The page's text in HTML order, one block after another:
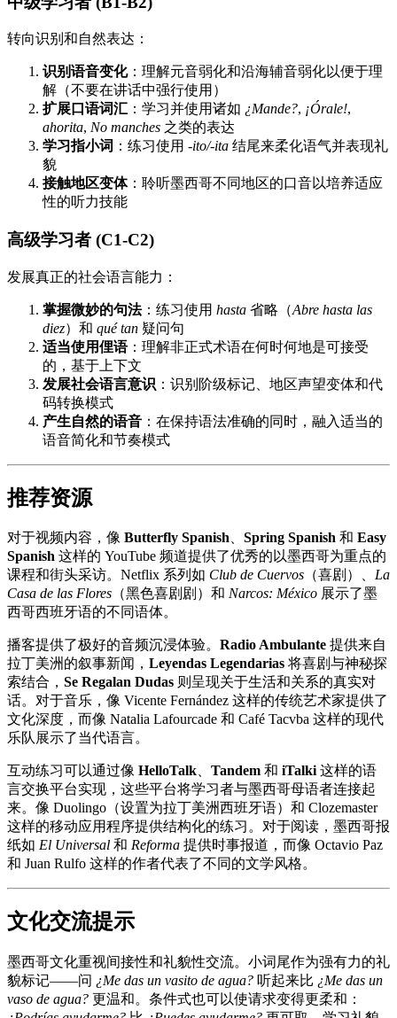
转向识别和自然表达：
识别语音变化：理解元音弱化和沿海辅音弱化以便于理
解（不要在讲话中强行使用）
扩展口语词汇 ：学习并使用诸如 ¿Mande?, ¡Órale!,
ahorita, No manches 之类的表达
学习指小词 ：练习使用 -ito/-ita 结尾来柔化语气并表现礼
貌
接触地区变体：聆听墨西哥不同地区的口音以培养适应
性的听力技能
高级学习者 (C1-C2)
发展真正的社会语言能力：
掌握微妙的句法：练习使用 hasta 省略（Abre hasta las
diez）和 qué tan 疑问句
适当使用俚语：理解非正式术语在何时何地是可接受
的，基于上下文
发展社会语言意识 ：识别阶级标记、地区声望变体和代
码转换模式
产生自然的语音 ：在保持语法准确的同时，融入适当的
语音简化和节奏模式
推荐资源
对于视频内容，像 Butterfly Spanish、 Spring Spanish 和 Easy
Spanish 这样的 YouTube 频道提供了优秀的以墨西哥为重点的
课程和街头采访。Netflix 系列如 Club de Cuervos （喜剧）、 La
Casa de las Flores （黑色喜剧剧）和 Narcos: México 展示了墨
西哥西班牙语的不同语体。
播客提供了极好的音频沉浸体验。 Radio Ambulante 提供来自
拉丁美洲的叙事新闻， Leyendas Legendarias 将喜剧与神秘探
索结合， Se Regalan Dudas 则呈现关于生活和关系的真实对
话。对于音乐，像 Vicente Fernández 这样的传统艺术家提供了
文化深度，而像 Natalia Lafourcade 和 Café Tacvba 这样的现代
乐队展示了当代语言。
互动练习可以通过像 HelloTalk、 Tandem 和 iTalki这样的语
言交换平台实现，这些平台将学习者与墨西哥母语者连接起
来。像 Duolingo（设置为拉丁美洲西班牙语）和 Clozemaster
这样的移动应用程序提供结构化的练习。对于阅读，墨西哥报
纸如 El Universal 和 Reforma 提供时事报道，而像 Octavio Paz
和 Juan Rulfo 这样的作者代表了不同的文学风格。
文化交流提示
墨西哥文化重视间接性和礼貌性交流。小词尾作为强有力的礼
貌标记——问 ¿Me das un vasito de agua? 听起来比 ¿Me das un
vaso de agua? 更温和。条件式也可以使请求变得更柔和：